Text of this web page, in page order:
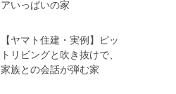
アいっぱいの家
【ヤマト住建・実例】ピッ
トリビングと吹き抜けで、
家族との会話が弾む家